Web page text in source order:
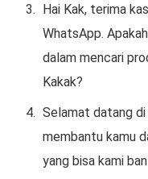
Hai Kak, terima
WhatsApp.
dalam mencari
Kakak?
Selamat datang di
membantu kamu
yang bisa kami